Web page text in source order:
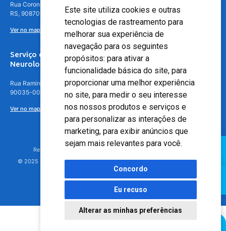
Este site utiliza cookies e outras
tecnologias de rastreamento para
melhorar sua experiência de
navegação para os seguintes
propósitos: para ativar a
funcionalidade básica do site, para
proporcionar uma melhor experiência
no site, para medir o seu interesse
nos nossos produtos e serviços e
para personalizar as interações de
marketing, para exibir anúncios que
sejam mais relevantes para você.
Concordo
Eu recuso
Alterar as minhas preferências
Rua Coronel Aparício Borges, 250 - 3º andar - Teresópolis, Porto Alegre -
RS, 90870-016
Ver no mapa
Serviço de
Neurologia
Rua Ramiro Barcelos, 630 – 5º andar – Floresta, Porto Alegre – RS,
90035-001
Ver no mapa
Responsável Técnico: Dr. Luiz Antonio Nasi - CREMERS 11217
© 2025 - Hospital Moinhos de Vento - Registro Empresa (CRM-RS): 425